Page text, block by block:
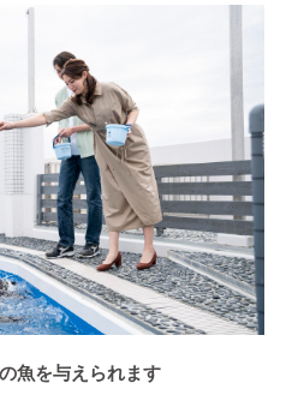
魚を与えられます